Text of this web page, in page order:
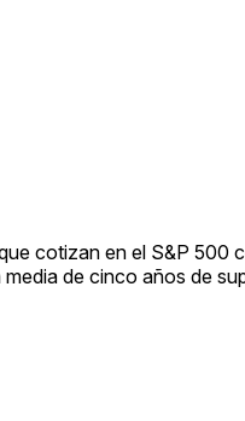
cotizan en el S&P
de cinco años de